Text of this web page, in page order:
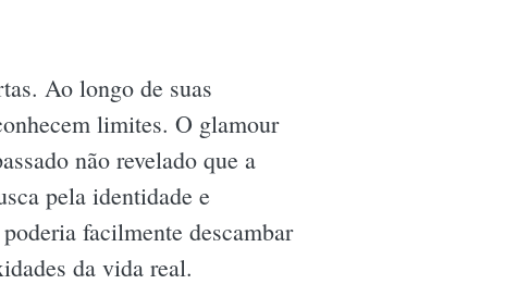
Ao longo de suas
limites. O glamour
não revelado que a
pela identidade e
facilmente descambar
da vida real.